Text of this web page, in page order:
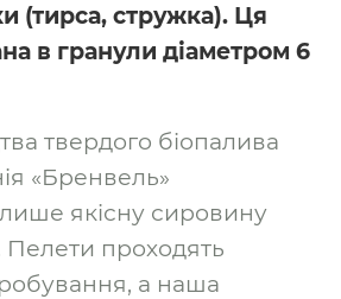
(тирса, стружка). Ця
в гранули діаметром 6
твердого біопалива
«Бренвель»
якісну сировину
Пелети проходять
а наша